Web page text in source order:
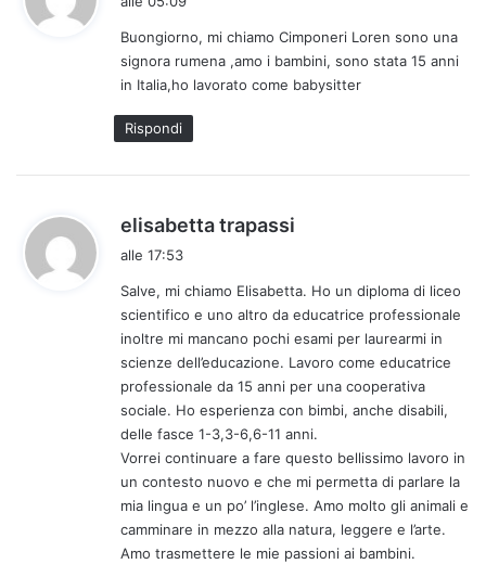
e
t
Buongiorno, mi chiamo Cimponeri Loren sono una
signora rumena ,amo i bambini, sono stata 15 anni
in Italia,ho lavorato come babysitter
Rispondi
elisabetta trapassi
e
t
t
o
:
alle 17:53
Salve, mi chiamo Elisabetta. Ho un diploma di liceo
scientifico e uno altro da educatrice professionale
inoltre mi mancano pochi esami per laurearmi in
scienze dell’educazione. Lavoro come educatrice
professionale da 15 anni per una cooperativa
sociale. Ho esperienza con bimbi, anche disabili,
delle fasce 1-3,3-6,6-11 anni.
Vorrei continuare a fare questo bellissimo lavoro in
un contesto nuovo e che mi permetta di parlare la
mia lingua e un po’ l’inglese. Amo molto gli animali e
camminare in mezzo alla natura, leggere e l’arte.
Amo trasmettere le mie passioni ai bambini.